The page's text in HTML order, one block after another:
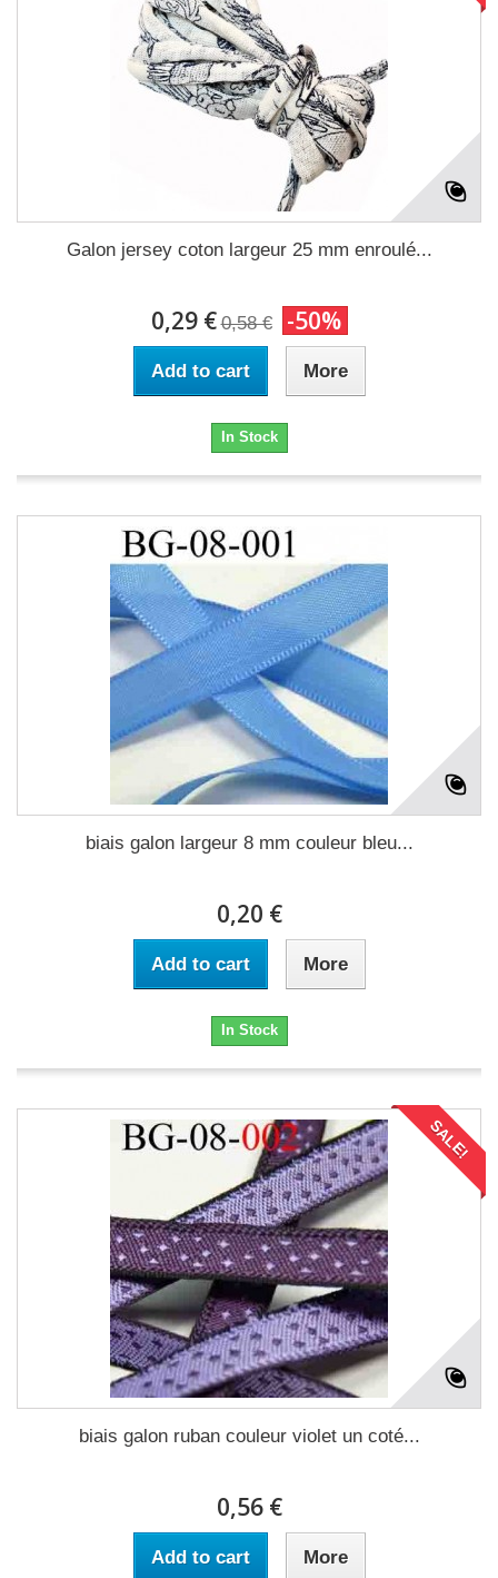
Galon jersey coton largeur 25 mm enroulé...
0,29 € 0,58 € -50%
Add to cart More
In Stock
biais galon largeur 8 mm couleur bleu...
0,20 €
Add to cart More
In Stock
SALE!
biais galon ruban couleur violet un coté...
0,56 €
Add to cart More